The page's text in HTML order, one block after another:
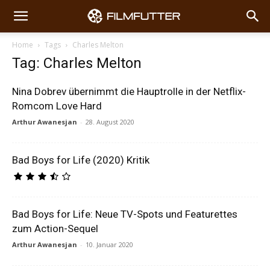
Home Tags Charles Melton
Tag: Charles Melton
Nina Dobrev übernimmt die Hauptrolle in der Netflix-
Romcom Love Hard
Arthur Awanesjan - 28. August 2020
Bad Boys for Life (2020) Kritik
Bad Boys for Life: Neue TV-Spots und Featurettes
zum Action-Sequel
Arthur Awanesjan - 10. Januar 2020